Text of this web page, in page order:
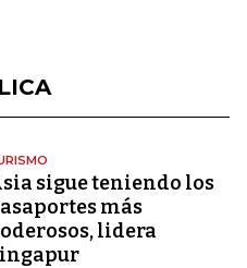
sigue teniendo los
más
lidera